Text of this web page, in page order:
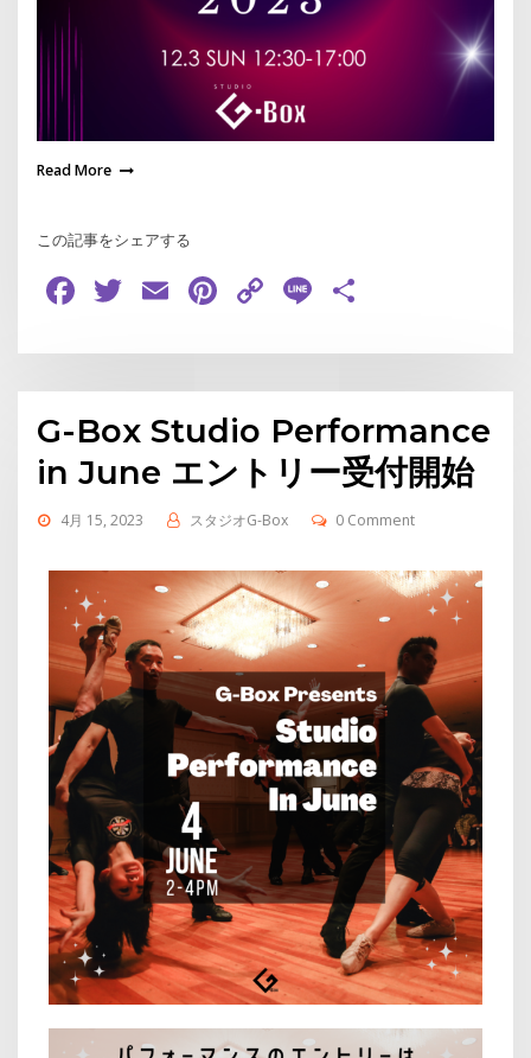
Read More
この記事をシェアする
Facebook
Twitter
EmailPinterest
Copy
Line
G-Box Studio Performance
in June エントリー受付開始
4月 15, 2023 スタジオG-Box 0 Comment